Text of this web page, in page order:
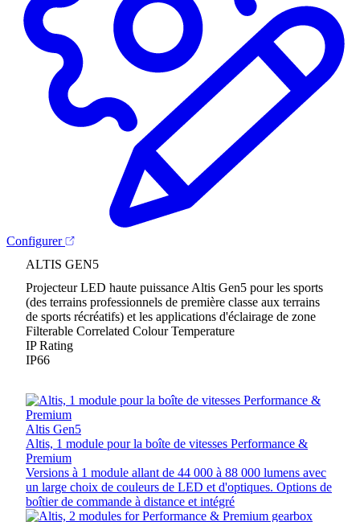
Configurer
ALTIS GEN5
Projecteur LED haute puissance Altis Gen5 pour les sports
(des terrains professionnels de première classe aux terrains
de sports récréatifs) et les applications d'éclairage de zone
Filterable Correlated Colour Temperature
IP Rating
IP66
Altis Gen5
Altis, 1 module pour la boîte de vitesses Performance &
Premium
Versions à 1 module allant de 44 000 à 88 000 lumens avec
un large choix de couleurs de LED et d'optiques. Options de
boîtier de commande à distance et intégré